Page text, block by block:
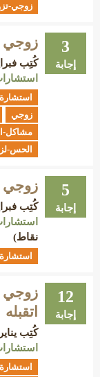
زوجي-
3
إجابة
زوجي
كُتِب فبراير 7،
استشارة
زوجي
مشاكل-
الحس-
5
إجابة
زوجي
كُتِب فبراير
نقاط)
استشارة
12
إجابة
زوجي
اتقبله
كُتِب يناير 9، 2023
استشارة